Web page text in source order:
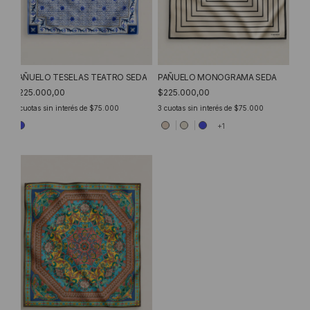
PAÑUELO TESELAS TEATRO SEDA
$225.000,00
cuotas sin interés de $75.000
PAÑUELO MONOGRAMA SEDA
$225.000,00
3 cuotas sin interés de $75.000
+1